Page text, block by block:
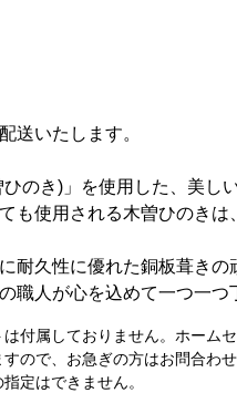
送いたします。
のき)」を使用した、美し
も使用される木曽ひのき
耐久性に優れた銅板葺きの
職人が心を込めて一つ一つ
付属しておりません。ホーム
ので、お急ぎの方はお問合わせ
定はできません。